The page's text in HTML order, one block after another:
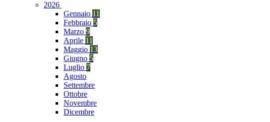
2026
Gennaio 11
Febbraio 5
Marzo 9
Aprile 11
Maggio 13
Giugno 5
Luglio 7
Agosto
Settembre
Ottobre
Novembre
Dicembre